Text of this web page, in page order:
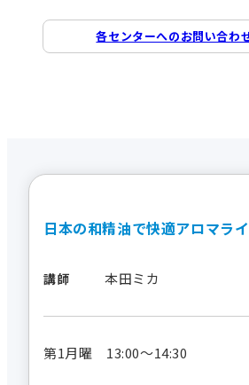
各センターへのお問い合わ
日本の和精油で快適アロマラ
講師 本田ミカ
第1月曜 13:00～14:30